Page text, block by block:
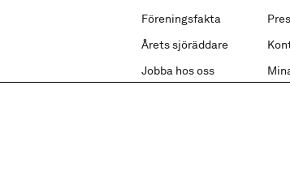
Föreningsfakta
Årets sjöräddare
Jobba hos oss